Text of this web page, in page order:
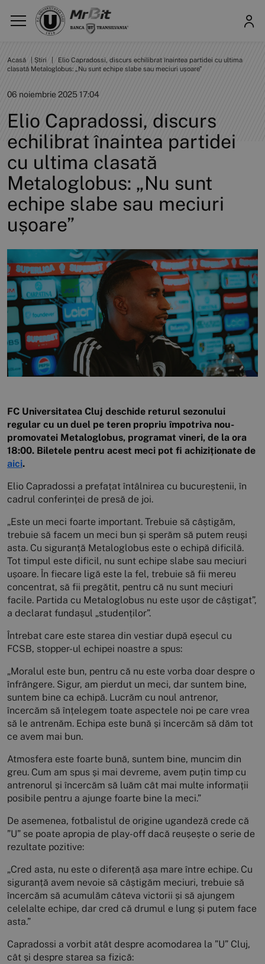
Acasă Știri
Elio Capradossi, discurs echilibrat înaintea partidei cu ultima
clasată Metaloglobus: „Nu sunt echipe slabe sau meciuri ușoare”
06 noiembrie 2025 17:04
Elio Capradossi, discurs
echilibrat înaintea partidei
cu ultima clasată
Metaloglobus: „Nu sunt
echipe slabe sau meciuri
ușoare”
FC Universitatea Cluj deschide returul sezonului
regular cu un duel pe teren propriu împotriva nou-
promovatei Metaloglobus, programat vineri, de la ora
18:00. Biletele pentru acest meci pot fi achiziționate de
aici.
Elio Capradossi a prefațat întâlnirea cu bucureștenii, în
cadrul conferinței de presă de joi.
„Este un meci foarte important. Trebuie să câștigăm,
trebuie să facem un meci bun și sperăm să putem reuși
asta. Cu siguranță Metaloglobus este o echipă dificilă.
Tot timpul este dificil, nu sunt echipe slabe sau meciuri
ușoare. În fiecare ligă este la fel, trebuie să fii mereu
concentrat, să fii pregătit, pentru că nu sunt meciuri
facile. Partida cu Metaloglobus nu este ușor de câștigat”,
a declarat fundașul „studenților”.
Întrebat care este starea din vestiar după eșecul cu
FCSB, stopper-ul echipei noastre a spus:
„Moralul este bun, pentru că nu este vorba doar despre o
înfrângere. Sigur, am pierdut un meci, dar suntem bine,
suntem bine ca echipă. Lucrăm cu noul antrenor,
încercăm să înțelegem toate aspectele noi pe care vrea
să le antrenăm. Echipa este bună și încercăm să dăm tot
ce avem mai bun.
Atmosfera este foarte bună, suntem bine, muncim din
greu. Cum am spus și mai devreme, avem puțin timp cu
antrenorul și încercăm să luăm cât mai multe informații
posibile pentru a ajunge foarte bine la meci.”
De asemenea, fotbalistul de origine ugandeză crede că
”U” se poate apropia de play-off dacă reușește o serie de
rezultate pozitive:
„Cred asta, nu este o diferență așa mare între echipe. Cu
siguranță avem nevoie să câștigăm meciuri, trebuie să
încercăm să acumulăm câteva victorii și să ajungem
celelalte echipe, dar cred că drumul e lung și putem face
asta.”
Capradossi a vorbit atât despre acomodarea la ”U” Cluj,
cât și despre starea sa fizică: